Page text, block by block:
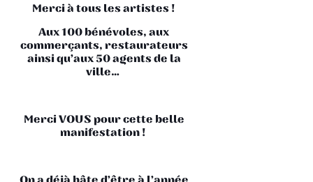
Merci à tous les artistes !
Aux 100 bénévoles, aux
commerçants, restaurateurs
ainsi qu’aux 50 agents de la
ville…
Merci VOUS pour cette belle
manifestation !